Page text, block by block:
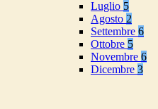
Luglio 5
Agosto 2
Settembre 6
Ottobre 5
Novembre 6
Dicembre 3